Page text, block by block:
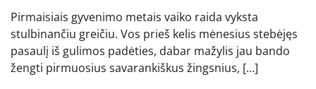
Pirmaisiais gyvenimo metais vaiko raida vyksta
stulbinančiu greičiu. Vos prieš kelis mėnesius stebėjęs
pasaulį iš gulimos padėties, dabar mažylis jau bando
žengti pirmuosius savarankiškus žingsnius, […]